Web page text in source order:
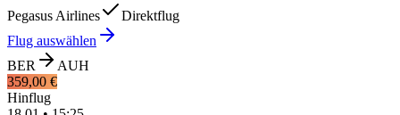
Pegasus Airlines
Direktflug
Flug auswählen
BER
AUH
359,00 €
Hinflug